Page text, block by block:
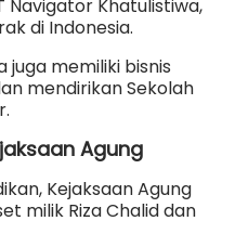
Navigator Khatulistiwa,
di Indonesia.
juga memiliki bisnis
mendirikan Sekolah
Agung
Kejaksaan Agung
milik Riza Chalid dan